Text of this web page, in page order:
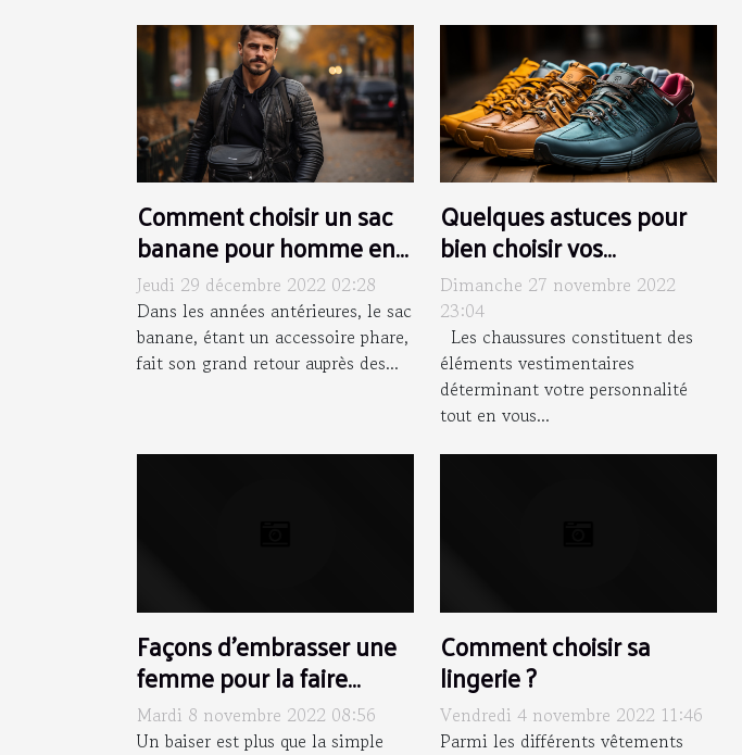
Comment choisir un sac
banane pour homme en
cuir noir classique ?
Jeudi 29 décembre 2022 02:28
Dans les années antérieures, le sac
banane, étant un accessoire phare,
fait son grand retour auprès des...
Quelques astuces pour
bien choisir vos
chaussures
Dimanche 27 novembre 2022
23:04
Les chaussures constituent des
éléments vestimentaires
déterminant votre personnalité
tout en vous...
Façons d’embrasser une
femme pour la faire
tomber amoureuse de
vous
Mardi 8 novembre 2022 08:56
Un baiser est plus que la simple
Comment choisir sa
lingerie ?
Vendredi 4 novembre 2022 11:46
Parmi les différents vêtements